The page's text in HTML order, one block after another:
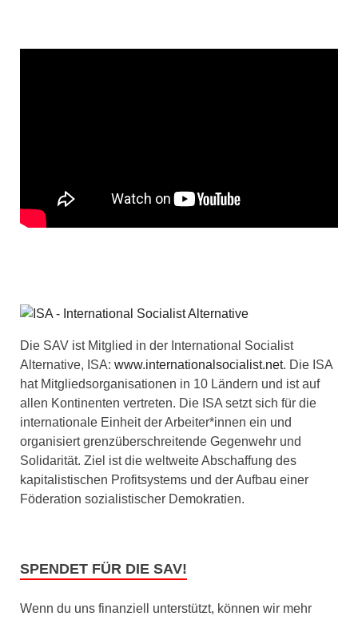
Die SAV ist Mitglied in der International Socialist
Alternative, ISA: www.internationalsocialist.net. Die ISA
hat Mitgliedsorganisationen in 10 Ländern und ist auf
allen Kontinenten vertreten. Die ISA setzt sich für die
internationale Einheit der Arbeiter*innen ein und
organisiert grenzüberschreitende Gegenwehr und
Solidarität. Ziel ist die weltweite Abschaffung des
kapitalistischen Profitsystems und der Aufbau einer
Föderation sozialistischer Demokratien.
SPENDET FÜR DIE SAV!
Wenn du uns finanziell unterstützt, können wir mehr